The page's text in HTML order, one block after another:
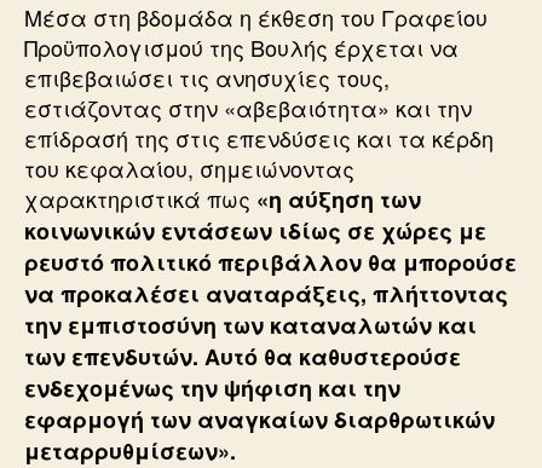
Μέσα στη βδομάδα η έκθεση του Γραφείου
Προϋπολογισμού της Βουλής έρχεται να
επιβεβαιώσει τις ανησυχίες τους,
εστιάζοντας στην «αβεβαιότητα» και την
επίδρασή της στις επενδύσεις και τα κέρδη
του κεφαλαίου, σημειώνοντας
χαρακτηριστικά πως «η αύξηση των
κοινωνικών εντάσεων ιδίως σε χώρες με
ρευστό πολιτικό περιβάλλον θα μπορούσε
να προκαλέσει αναταράξεις, πλήττοντας
την εμπιστοσύνη των καταναλωτών και
των επενδυτών. Αυτό θα καθυστερούσε
ενδεχομένως την ψήφιση και την
εφαρμογή των αναγκαίων διαρθρωτικών
μεταρρυθμίσεων».